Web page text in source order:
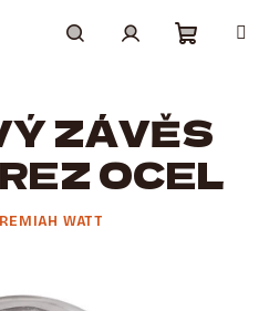
košík
ZÁVĚS
OCEL
WATT